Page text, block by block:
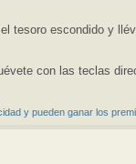
tesoro escondido y
con las teclas
y pueden ganar los